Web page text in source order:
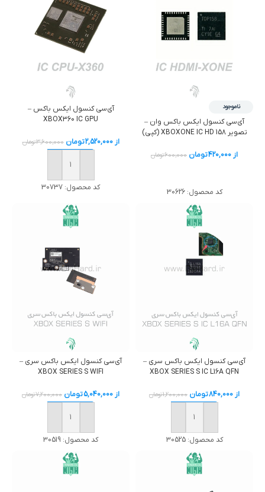
ناموجود
آی‌سی کنسول ایکس باکس وان –
تصویر XBOXONE IC HD 158 (کپی)
از 420,000تومان 600,000تومان
کد محصول:30626
آی‌سی کنسول ایکس باکس –
XBOX360 IC GPU
از2,520,000تومان 3,600,000تومان
خرید
کد محصول: 30737
آی‌سی کنسول ایکس باکس سری –
XBOX SERIES S IC L16A QFN
از 840,000تومان 1,200,000تومان
خرید
کد محصول:30525
آی‌سی کنسول ایکس باکس سری –
XBOX SERIES S WIFI
از 5,040,000تومان 7,200,000تومان
خرید
کد محصول: 30519